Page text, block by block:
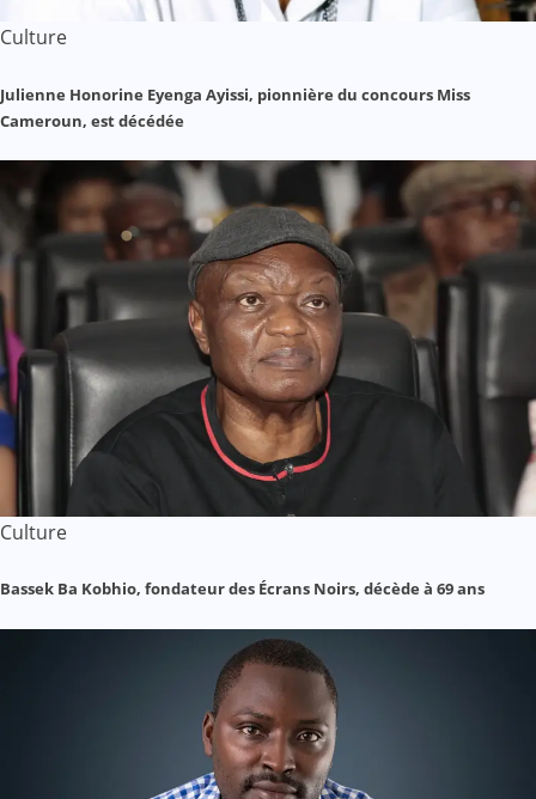
Culture
Julienne Honorine Eyenga Ayissi, pionnière du concours Miss
Cameroun, est décédée
Culture
Bassek Ba Kobhio, fondateur des Écrans Noirs, décède à 69 ans